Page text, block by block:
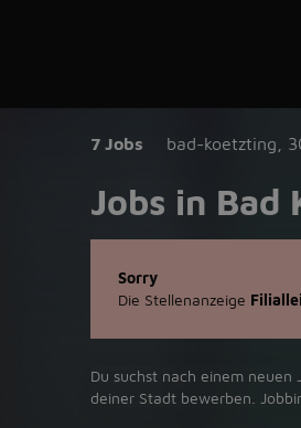
7 Jobs bad-koetzting
Jobs in Bad
Sorry
Die Stellenanzeige
Du suchst nach einem
deiner Stadt bewerben.